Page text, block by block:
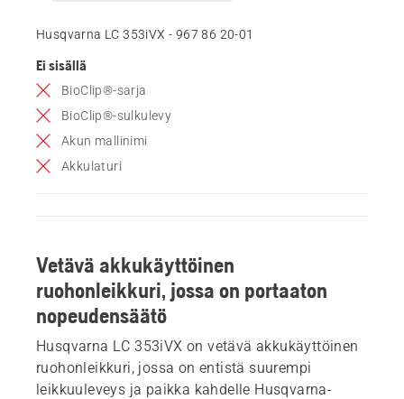
Husqvarna LC 353iVX - 967 86 20‑01
Ei sisällä
BioClip®-sarja
BioClip®-sulkulevy
Akun mallinimi
Akkulaturi
Vetävä akkukäyttöinen
ruohonleikkuri, jossa on portaaton
nopeudensäätö
Husqvarna LC 353iVX on vetävä akkukäyttöinen
ruohonleikkuri, jossa on entistä suurempi
leikkuuleveys ja paikka kahdelle Husqvarna-